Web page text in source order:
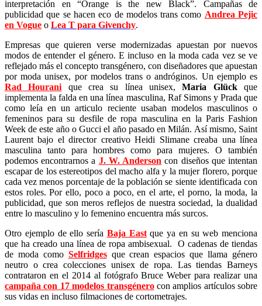
interpretación en “Orange is the new Black”. Campañas de
publicidad que se hacen eco de modelos trans como Andrea Pejic
en Vogue o Lea T para Givenchy.
Empresas que quieren verse modernizadas apuestan por nuevos
modos de entender el género. E incluso en la moda cada vez se ve
reflejado más el concepto transgénero, con diseñadores que apuestan
por moda unisex, por modelos trans o andróginos. Un ejemplo es
Rad Hourani
que crea su línea unisex,Maria Glückque
implementa la falda en una línea masculina, Raf Simons y Prada que
como leía en un articulo reciente usaban modelos masculinos o
femeninos para su desfile de ropa masculina en la Paris Fashion
Week de este año o Gucci el año pasado en Milán. Así mismo, Saint
Laurent bajo el director creativo Heidi Slimane creaba una línea
masculina tanto para hombres como para mujeres. O también
podemos encontrarnos a J. W. Anderson con diseños que intentan
escapar de los estereotipos del macho alfa y la mujer florero, porque
cada vez menos porcentaje de la población se siente identificada con
estos roles. Por ello, poco a poco, en el arte, el porno, la moda, la
publicidad, que son meros reflejos de nuestra sociedad, la dualidad
entre lo masculino y lo femenino encuentra más surcos.
Otro ejemplo de ello sería Baja Eastque ya en su web menciona
que ha creado una línea de ropa ambisexual. O cadenas de tiendas
de moda como Selfridges que crean espacios que llama género
neutro o crea colecciones unisex de ropa. Las tiendas Barneys
contrataron en el 2014 al fotógrafo Bruce Weber para realizar una
campaña con 17 modelos transgénerocon amplios artículos sobre
sus vidas en incluso filmaciones de cortometrajes.